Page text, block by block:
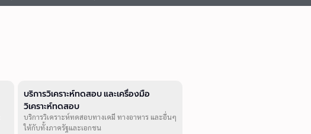
บริการวิเคราะห์ทดสอบ และเครื่องมือ
วิเคราะห์ทดสอบ
บริการวิเคราะห์ทดสอบทางเคมี ทางอาหาร และอื่นๆ
ให้กับทั้งภาครัฐและเอกชน